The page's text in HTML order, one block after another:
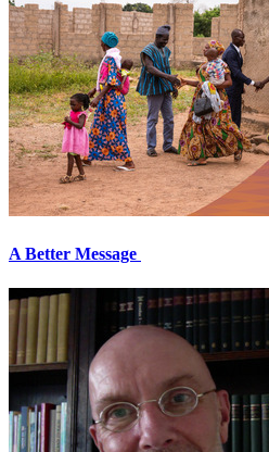
A Better Message